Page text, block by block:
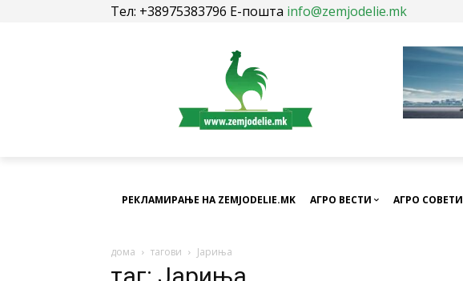
Тел: +38975383796 Е-пошта info@zemjodelie.mk
РЕКЛАМИРАЊЕ НА ZEMJODELIE.MK АГРО ВЕСТИ АГРО СОВЕТИ
дома тагови Јариња